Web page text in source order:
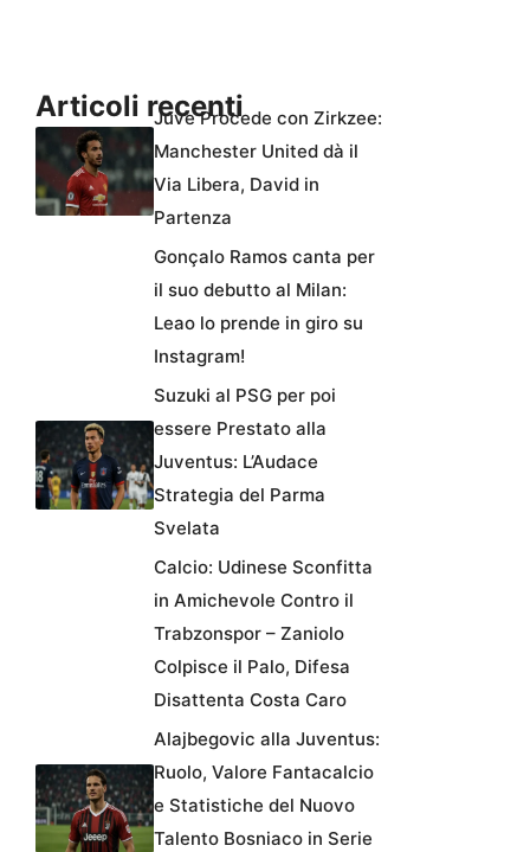
Articoli recentiJuve Procede con Zirkzee:
Manchester United dà il
Via Libera, David in
Partenza
Gonçalo Ramos canta per
il suo debutto al Milan:
Leao lo prende in giro su
Instagram!
Suzuki al PSG per poi
essere Prestato alla
Juventus: L’Audace
Strategia del Parma
Svelata
Calcio: Udinese Sconfitta
in Amichevole Contro il
Trabzonspor – Zaniolo
Colpisce il Palo, Difesa
Disattenta Costa Caro
Alajbegovic alla Juventus:
Ruolo, Valore Fantacalcio
e Statistiche del Nuovo
Talento Bosniaco in Serie